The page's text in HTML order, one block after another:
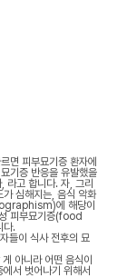
면 피부묘기증 환자에
기증 반응을 유발했을
라고 합니다. 자, 그리
심해지는, 음식 악화
에 해당이
피부묘기증(food
다.
들이 식사 전후의 묘
아니라 어떤 음식이
서 벗어나기 위해서